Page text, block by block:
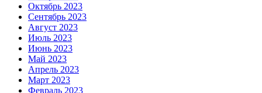
Октябрь 2023
Сентябрь 2023
Август 2023
Июль 2023
Июнь 2023
Май 2023
Апрель 2023
Март 2023
Февраль 2023